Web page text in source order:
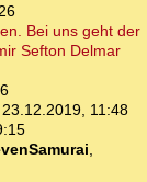
Bei uns geht der
Sefton Delmar
23.12.2019, 11:48